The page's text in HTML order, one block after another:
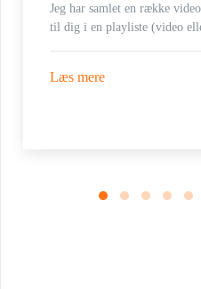
Jeg har samlet en række
til dig i en playliste (video
Læs mere